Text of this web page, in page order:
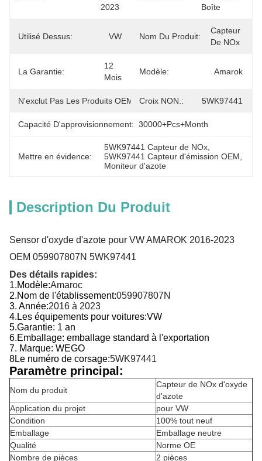
2023
Boîte
Utilisé Dessus: VW Nom Du Produit:
Capteur
De NOx
La Garantie:
12
Mois
Modèle: Amarok
N'exclut Pas Les Produits OEM.: 059907807N
Croix NON.: 5WK97441
Capacité D'approvisionnement: 30000+Pcs+Month
Mettre en évidence:
5WK97441 Capteur de NOx
5WK97441 Capteur d'émission OEM
Moniteur d'azote
Description Du Produit
Sensor d'oxyde d'azote pour VW AMAROK 2016-2023
OEM 059907807N 5WK97441
Des détails rapides:
1.Modèle:Amaroc
2.Nom de l'établissement:059907807N
3. Année:2016 à 2023
4. Les équipements pour voitures:VW
5.Garantie: 1 an
6.Emballage: emballage standard à l'exportation
7. Marque: WEGO
8Le numéro de corsage:5WK97441
Paramètre principal:
Nom du produit
Capteur de NOx d'oxyde
d'azote
Application du projet
pour VW
Condition
100% tout neuf
Emballage
Emballage neutre
Qualité
Norme OE
Nombre de pièces
2 pièces